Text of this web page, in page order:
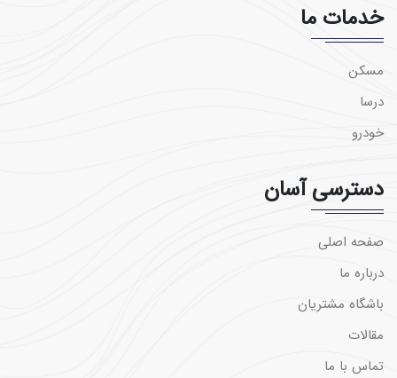
خدمات ما
مسکن
درسا
خودرو
دسترسی آسان
صفحه اصلی
درباره ما
باشگاه مشتریان
مقالات
تماس با ما